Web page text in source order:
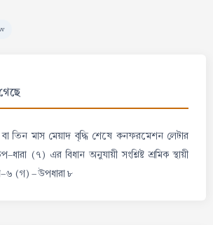
বা তিন মাস মেয়াদ বৃদ্ধি শেষে কনফরমেশন লেটার
(৭) এর বিধান অনুযায়ী সংশ্লিষ্ট শ্রমিক স্থায়ী
৬ (গ) - উপধারা ৮